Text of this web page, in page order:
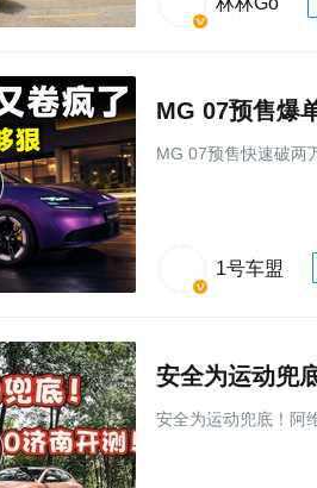
MG 07预售爆
MG 07预售快速破两
1号车盟
安全为运动兜
安全为运动兜底！阿